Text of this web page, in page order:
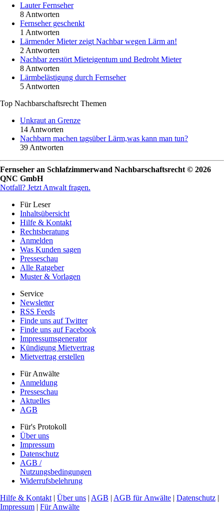
Lauter Fernseher
8 Antworten
Fernseher geschenkt
1 Antworten
Lärmender Mieter zeigt Nachbar wegen Lärm an!
2 Antworten
Nachbar zerstört Mieteigentum und Bedroht Mieter
8 Antworten
Lärmbelästigung durch Fernseher
5 Antworten
Top Nachbarschaftsrecht Themen
Unkraut an Grenze
14 Antworten
Nachbarn machen tagsüber Lärm,was kann man tun?
39 Antworten
Fernseher an Schlafzimmerwand Nachbarschaftsrecht © 2026
QNC GmbH
Notfall? Jetzt Anwalt fragen.
Für Leser
Inhaltsübersicht
Hilfe & Kontakt
Rechtsberatung
Anmelden
Was Kunden sagen
Presseschau
Alle Ratgeber
Muster & Vorlagen
Service
Newsletter
RSS Feeds
Finde uns auf Twitter
Finde uns auf Facebook
Impressumsgenerator
Kündigung Mietvertrag
Mietvertrag erstellen
Für Anwälte
Anmeldung
Presseschau
Aktuelles
AGB
Für's Protokoll
Über uns
Impressum
Datenschutz
AGB /
Nutzungsbedingungen
Widerrufsbelehrung
Hilfe & Kontakt | Über uns | AGB | AGB für Anwälte | Datenschutz |
Impressum | Für Anwälte